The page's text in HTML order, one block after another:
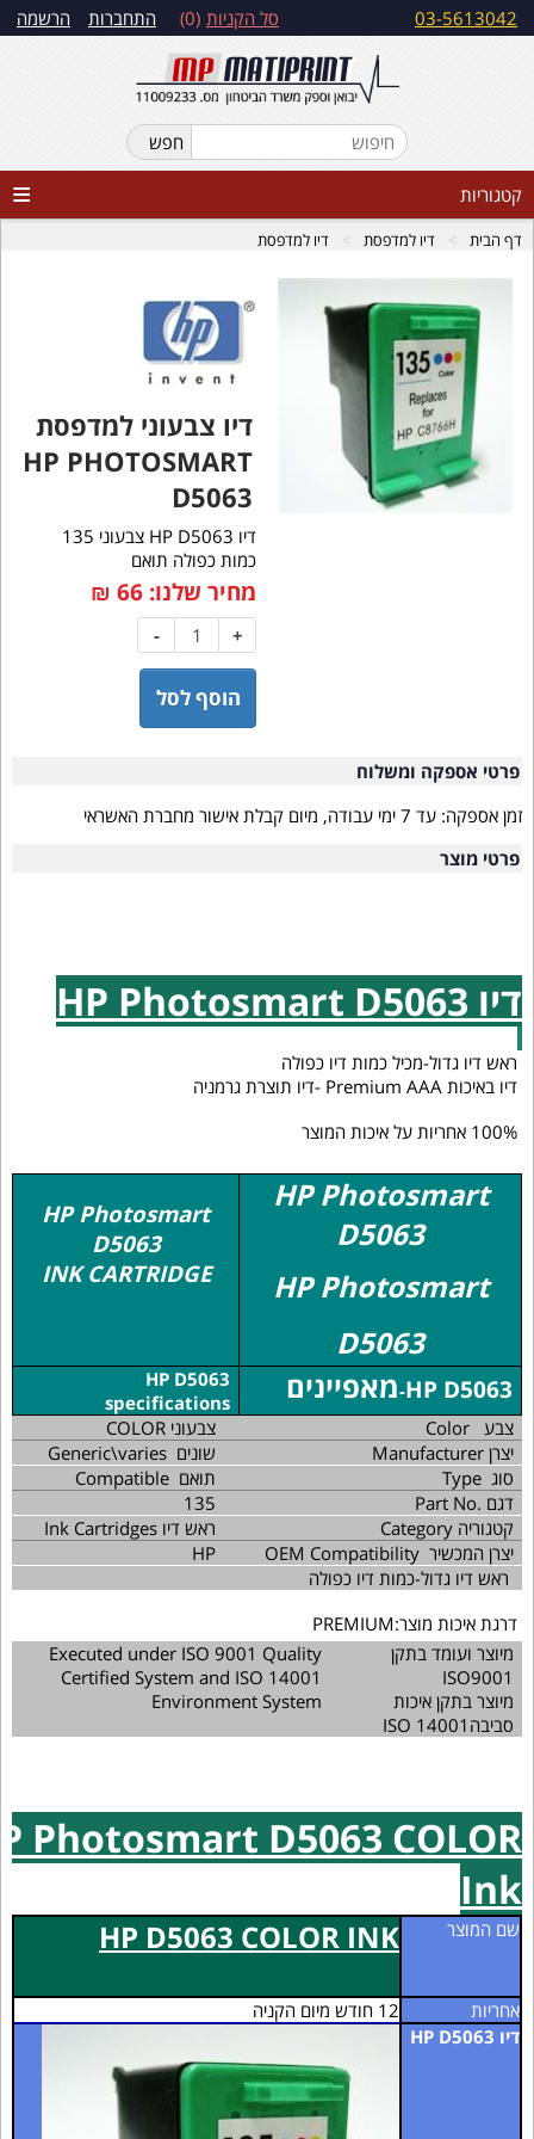
התחברות הרשמה סל הקניות 0 03-5613042
קטגוריות
דף הבית דיו למדפסת דיו למדפסת
דיו צבעוני למדפסת
HP PHOTOSMART
D5063
דיו HP D5063 צבעוני 135
כמות כפולה תואם
מחיר שלנו: 66
₪
+
-
הוסף לסל
פרטי אספקה ומשלוח
זמן אספקה: עד 7 ימי עבודה, מיום קבלת אישור מחברת האשראי
פרטי מוצר
דיו HP Photosmart D5063
ראש דיו גדול-מכיל כמות דיו כפולה
דיו באיכות Premium AAA -דיו תוצרת גרמניה
HP Photosmart
D5063
HP Photosmart
D5063
HP Photosmart
D5063
INK CARTRIDGE
-HP D5063 מאפיינים
HP D5063
specifications
צבע Color
COLOR צבעוני
יצרןManufacturer שונים Generic\varies
סוג Type תואם Compatible
דגם Part No.
135
קטגוריהCategory ראש דיוInk Cartridges
יצרן המכשיר OEM Compatibility
HP
ראש דיו גדול-כמות דיו כפולה
דרגת איכות מוצר:PREMIUM
מיוצר ועומד בתקן
ISO9001
מיוצר בתקן איכות
סביבהISO 14001
Executed under ISO 9001 Quality
Certified System and ISO 14001
Environment System
Photosmart D5063 COLOR
Ink
שם המוצר HP D5063 COLOR INK
אחריות
12 חודש מיום הקניה
דיו HP D5063